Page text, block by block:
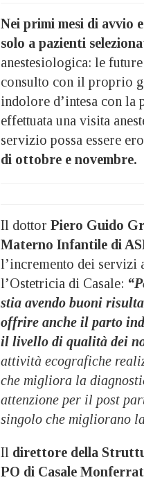
Nei primi mesi di avvio
solo a pazienti
anestesiologica: le
consulto con il proprio
indolore d’intesa con la
effettuata una visita
servizio possa essere
di ottobre e novembre.
Il dottor Piero Guido
Materno Infantile di
l’incremento dei servizi
l’Ostetricia di Casale:
stia avendo buoni
offrire anche il parto
il livello di qualità dei
attività ecografiche
che migliora la
attenzione per il post
singolo che migliorano
Il direttore della
PO di Casale